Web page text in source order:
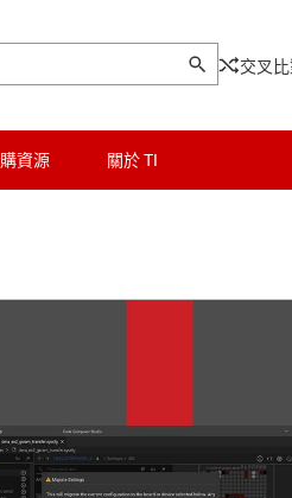
交叉
資源 關於 TI